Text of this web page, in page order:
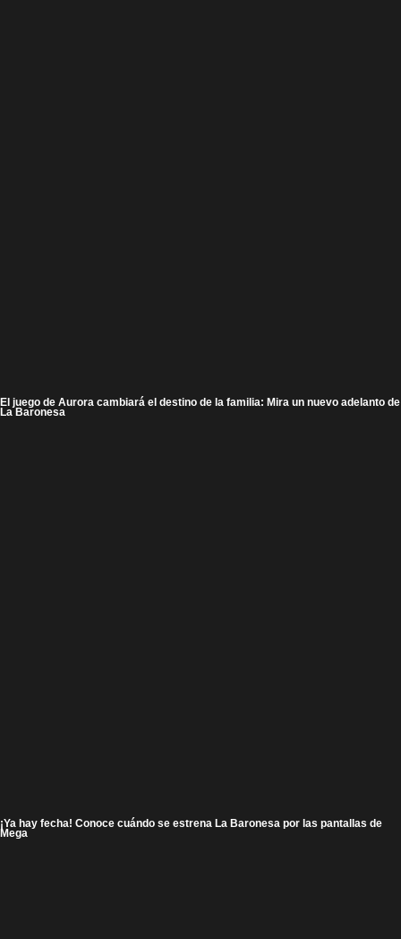
El juego de Aurora cambiará el destino de la familia: Mira un nuevo adelanto de
La Baronesa
¡Ya hay fecha! Conoce cuándo se estrena La Baronesa por las pantallas de
Mega